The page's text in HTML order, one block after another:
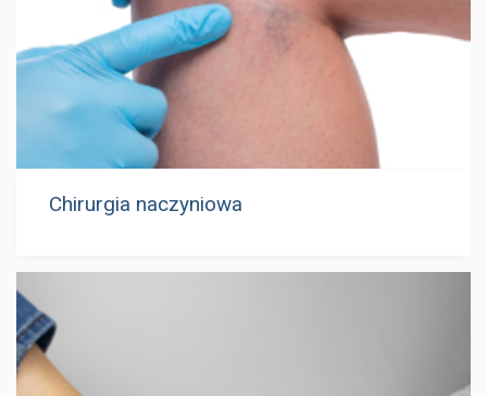
Chirurgia naczyniowa